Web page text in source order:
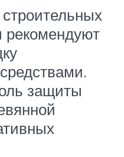
рекомендуют
защиты